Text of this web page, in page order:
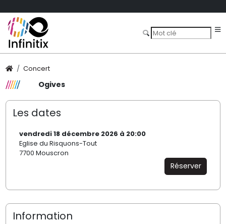
Concert
Ogives
Les dates
vendredi 18 décembre 2026 à 20:00
Eglise du Risquons-Tout
7700 Mouscron
Réserver
Information